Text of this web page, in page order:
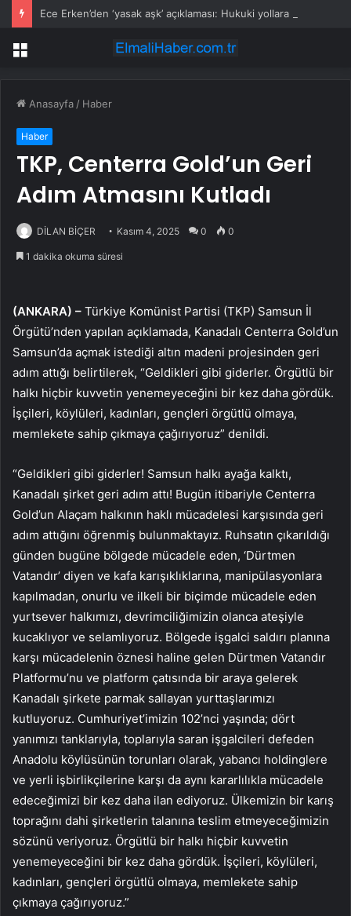
Menü
Anasayfa / Haber
Haber
TKP, Centerra Gold’un Geri
Adım Atmasını Kutladı
DİLAN BİÇER Kasım 4, 2025 0 0
1 dakika okuma süresi
(ANKARA) – Türkiye Komünist Partisi (TKP) Samsun İl
Örgütü’nden yapılan açıklamada, Kanadalı Centerra Gold’un
Samsun’da açmak istediği altın madeni projesinden geri
adım attığı belirtilerek, “Geldikleri gibi giderler. Örgütlü bir
halkı hiçbir kuvvetin yenemeyeceğini bir kez daha gördük.
İşçileri, köylüleri, kadınları, gençleri örgütlü olmaya,
memlekete sahip çıkmaya çağırıyoruz” denildi.
“Geldikleri gibi giderler! Samsun halkı ayağa kalktı,
Kanadalı şirket geri adım attı! Bugün itibariyle Centerra
Gold’un Alaçam halkının haklı mücadelesi karşısında geri
adım attığını öğrenmiş bulunmaktayız. Ruhsatın çıkarıldığı
günden bugüne bölgede mücadele eden, ‘Dürtmen
Vatandır’ diyen ve kafa karışıklıklarına, manipülasyonlara
kapılmadan, onurlu ve ilkeli bir biçimde mücadele eden
yurtsever halkımızı, devrimciliğimizin olanca ateşiyle
kucaklıyor ve selamlıyoruz. Bölgede işgalci saldırı planına
karşı mücadelenin öznesi haline gelen Dürtmen Vatandır
Platformu’nu ve platform çatısında bir araya gelerek
Kanadalı şirkete parmak sallayan yurttaşlarımızı
kutluyoruz. Cumhuriyet’imizin 102’nci yaşında; dört
yanımızı tanklarıyla, toplarıyla saran işgalcileri defeden
Anadolu köylüsünün torunları olarak, yabancı holdinglere
ve yerli işbirlikçilerine karşı da aynı kararlılıkla mücadele
edeceğimizi bir kez daha ilan ediyoruz. Ülkemizin bir karış
toprağını dahi şirketlerin talanına teslim etmeyeceğimizin
sözünü veriyoruz. Örgütlü bir halkı hiçbir kuvvetin
yenemeyeceğini bir kez daha gördük. İşçileri, köylüleri,
kadınları, gençleri örgütlü olmaya, memlekete sahip
çıkmaya çağırıyoruz.”